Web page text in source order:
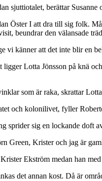
sjuttiotalet, berättar
Öster I att dra till sig folk.
beundrar den välansade
vi känner att det inte blir en
Lotta Jönsson på knä
som är raka, skrattar
och kolonilivet, fyller
sprider sig en lockande doft
Green, Krister och jag är
Ekström medan han
det annan kost. Då är